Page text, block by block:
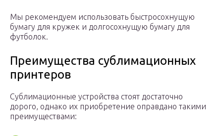
Мы рекомендуем использовать быстросохнущую
бумагу для кружек и долгосохнущую бумагу для
футболок.
Преимущества сублимационных
принтеров
Сублимационные устройства стоят достаточно
дорого, однако их приобретение оправдано такими
преимуществами: